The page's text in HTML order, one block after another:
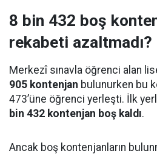
8 bin 432 boş
rekabeti azaltmadı?
Merkezî sınavla öğrenci alan
905 kontenjan bulunurken bu
473’üne öğrenci yerleşti. İlk
bin 432 kontenjan boş kaldı.
Ancak boş kontenjanların